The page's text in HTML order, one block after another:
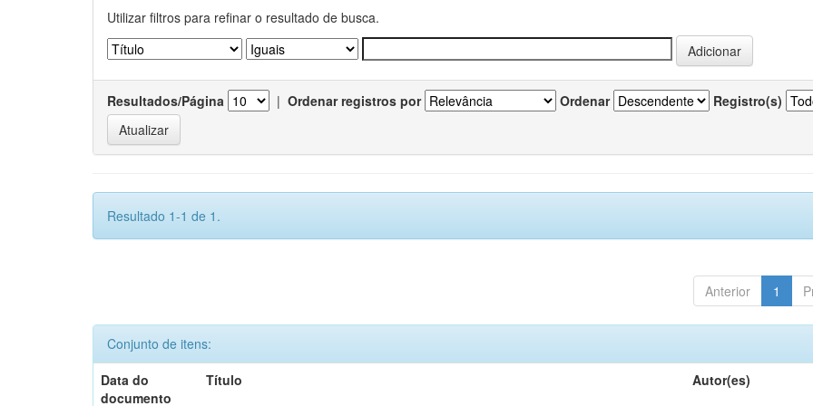
Utilizar filtros para refinar o resultado de busca.
Resultados/Página | Ordenar registros por Ordenar Registro(s)
Resultado 1-1 de 1.
Anterior 1
Conjunto de itens:
Data do
documento
Título Autor(es)